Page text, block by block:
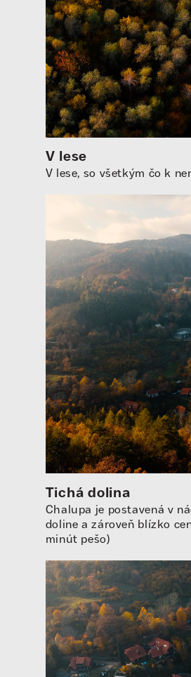
V lese
V lese, so všetkým čo k
Tichá dolina
Chalupa je postavená v
doline a zároveň blízko
minút pešo)